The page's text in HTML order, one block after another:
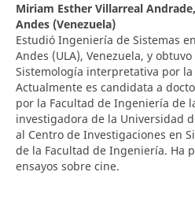
Miriam Esther Villarreal Andrade,
Andes (Venezuela)
Estudió Ingeniería de Sistemas
Andes (ULA), Venezuela, y
Sistemología interpretativa por
Actualmente es candidata a
por la Facultad de Ingeniería de
investigadora de la Universidad
al Centro de Investigaciones en
de la Facultad de Ingeniería. Ha
ensayos sobre cine.